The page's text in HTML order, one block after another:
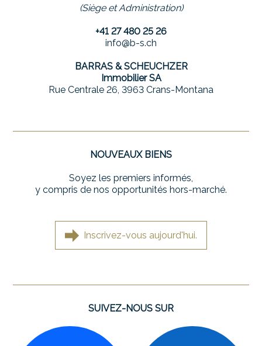
(Siège et Administration)
+41 27 480 25 26
info@b-s.ch
BARRAS & SCHEUCHZER
Immobilier SA
Rue Centrale 26, 3963 Crans-Montana
NOUVEAUX BIENS
Soyez les premiers informés,
y compris de nos opportunités hors-marché.
Inscrivez-vous aujourd'hui.
SUIVEZ-NOUS SUR